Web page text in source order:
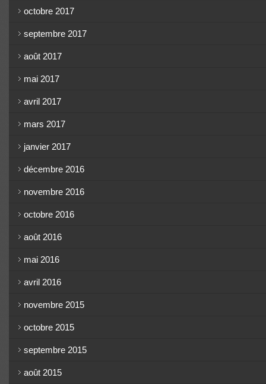
octobre 2017
septembre 2017
août 2017
mai 2017
avril 2017
mars 2017
janvier 2017
décembre 2016
novembre 2016
octobre 2016
août 2016
mai 2016
avril 2016
novembre 2015
octobre 2015
septembre 2015
août 2015